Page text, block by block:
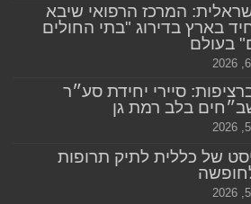
המרכז הרפואי שיבא
בארץ בדירוג "בתי החולים
בעולם
סיירי יחידת סע״ר
בלב רמת גן
של כללית לתיק תרופות